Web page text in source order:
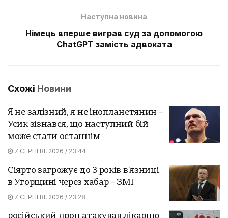
Наступна новина
Німець вперше виграв суд за допомогою
ChatGPT замість адвоката
Схожі Новини
Я не залізний, я не інопланетянин –
Усик зізнався, що наступний бій
може стати останнім
7 СЕРПНЯ, 2026 / 23:44
Сіярто загрожує до 3 років в'язниці
в Угорщині через хабар – ЗМІ
7 СЕРПНЯ, 2026 / 23:28
російський дрон атакував лікарню